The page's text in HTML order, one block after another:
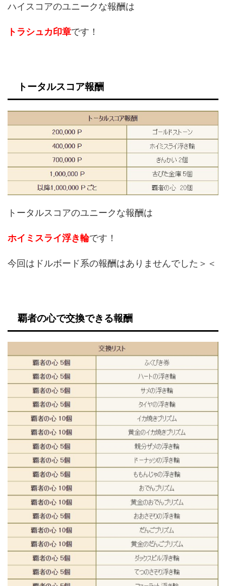
ハイスコアのユニークな報酬は
トラシュカ印章です！
トータルスコア報酬
トータルスコアのユニークな報酬は
ホイミスライ浮き輪です！
今回はドルボード系の報酬はありませんでした＞＜
覇者の心で交換できる報酬